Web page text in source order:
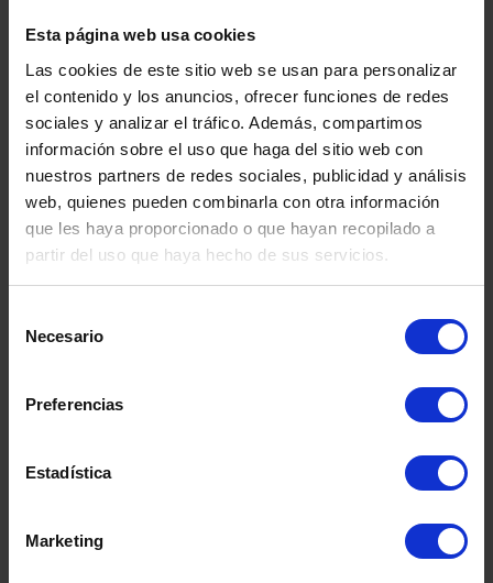
Esta página web usa cookies
Las cookies de este sitio web se usan para personalizar
el contenido y los anuncios, ofrecer funciones de redes
sociales y analizar el tráfico. Además, compartimos
información sobre el uso que haga del sitio web con
nuestros partners de redes sociales, publicidad y análisis
web, quienes pueden combinarla con otra información
que les haya proporcionado o que hayan recopilado a
partir del uso que haya hecho de sus servicios.
Necesario
Preferencias
Estadística
Marketing
CO.INOX